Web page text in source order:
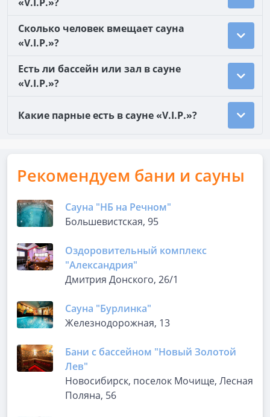
Сколько человек вмещает сауна
«V.I.P.»?
Есть ли бассейн или зал в сауне
«V.I.P.»?
Какие парные есть в сауне «V.I.P.»?
Рекомендуем бани и сауны
Сауна "НБ на Речном"
Большевистская, 95
Оздоровительный комплекс
"Александрия"
Дмитрия Донского, 26/1
Сауна "Бурлинка"
Железнодорожная, 13
Бани с бассейном "Новый Золотой
Лев"
Новосибирск, поселок Мочище, Лесная
Поляна, 56